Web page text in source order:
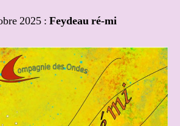
2025 : Feydeau ré-mi